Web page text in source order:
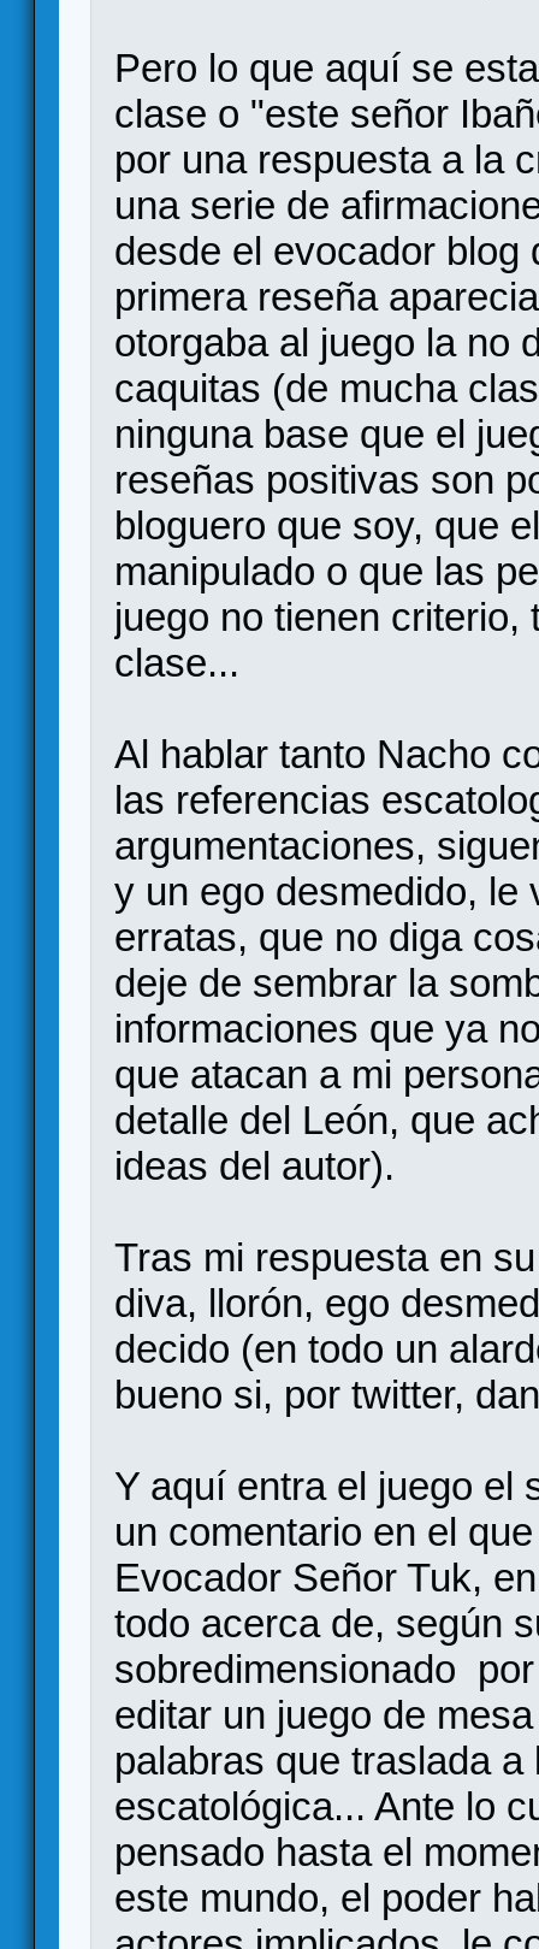
Pero lo que aquí se
clase o "este señor
por una respuesta a la
una serie de
desde el evocador blog
primera reseña
otorgaba al juego la no
caquitas (de mucha
ninguna base que el
reseñas positivas son
bloguero que soy, que
manipulado o que las
juego no tienen
clase...
Al hablar tanto Nacho
las referencias
argumentaciones,
y un ego desmedido, le
erratas, que no diga
deje de sembrar la
informaciones que ya
que atacan a mi
detalle del León, que
ideas del autor).
Tras mi respuesta en
diva, llorón, ego
decido (en todo un
bueno si, por twitter,
Y aquí entra el juego el
un comentario en el
Evocador Señor Tuk,
todo acerca de, según
sobredimensionado
editar un juego de
palabras que traslada
escatológica... Ante lo
pensado hasta el
este mundo, el poder